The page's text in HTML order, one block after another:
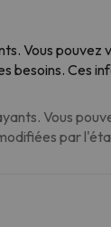
Vous
besoins. Ces
Vous
par